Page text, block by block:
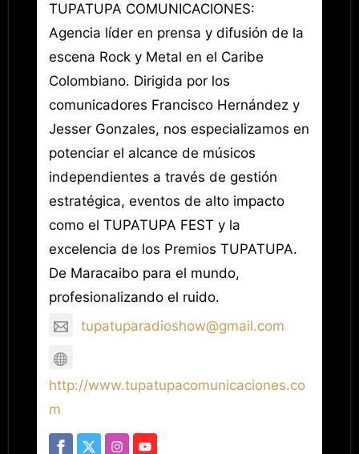
TUPATUPA COMUNICACIONES:
Agencia líder en prensa y difusión de la
escena Rock y Metal en el Caribe
Colombiano. Dirigida por los
comunicadores Francisco Hernández y
Jesser Gonzales, nos especializamos en
potenciar el alcance de músicos
independientes a través de gestión
estratégica, eventos de alto impacto
como el TUPATUPA FEST y la
excelencia de los Premios TUPATUPA.
De Maracaibo para el mundo,
profesionalizando el ruido.
tupatuparadioshow@gmail.com
http://www.tupatupacomunicaciones.co
m